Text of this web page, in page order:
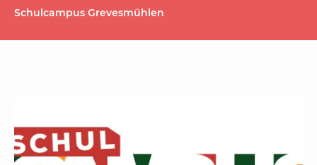
Schulcampus Grevesmühlen